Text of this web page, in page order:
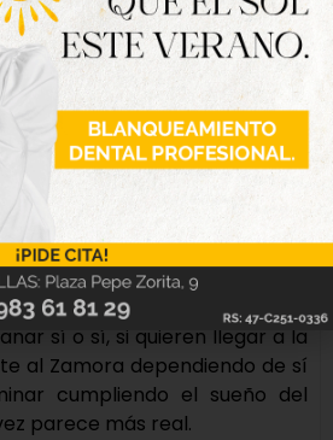
balones al área en los
tiempo añadido, pero todo el
uñas y dientes el valioso gol, no
ocasión a los maragatos para
los tres puntos hasta
la zona del play-off con su
a partir de las 17:30, el Atlético
de Las Salinas hasta la
– o no – recibiendo al Bupolsa,
sí o sí, si quieren llegar a la
al Zamora dependiendo de sí
cumpliendo el sueño del
parece más real.